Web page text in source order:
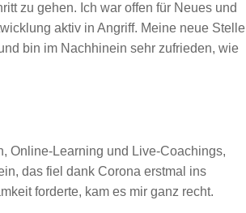
zu gehen. Ich war offen für Neues und
aktiv in Angriff. Meine neue Stelle
bin im Nachhinein sehr zufrieden, wie
Online-Learning und Live-Coachings,
das fiel dank Corona erstmal ins
forderte, kam es mir ganz recht.